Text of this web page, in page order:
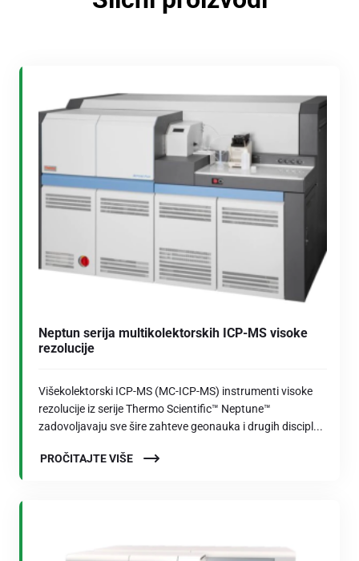
Neptun serija multikolektorskih ICP-MS visoke
rezolucije
Višekolektorski ICP-MS (MC-ICP-MS) instrumenti visoke
rezolucije iz serije Thermo Scientific™ Neptune™
zadovoljavaju sve šire zahteve geonauka i drugih discipl...
PROČITAJTE VIŠE